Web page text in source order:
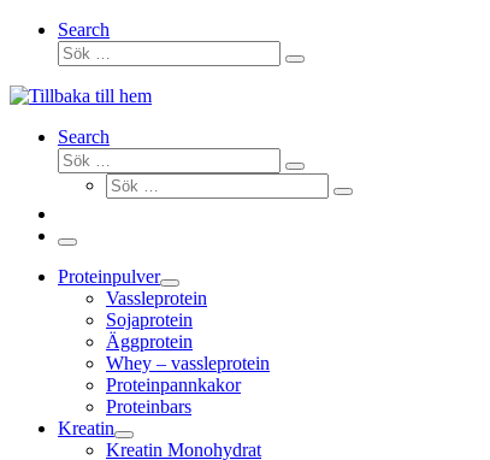
Search
Sök
Sök
Search
Sök
Sök
Sök
Sök
Meny
Proteinpulver
Vassleprotein
Sojaprotein
Äggprotein
Whey – vassleprotein
Proteinpannkakor
Proteinbars
Kreatin
Kreatin Monohydrat